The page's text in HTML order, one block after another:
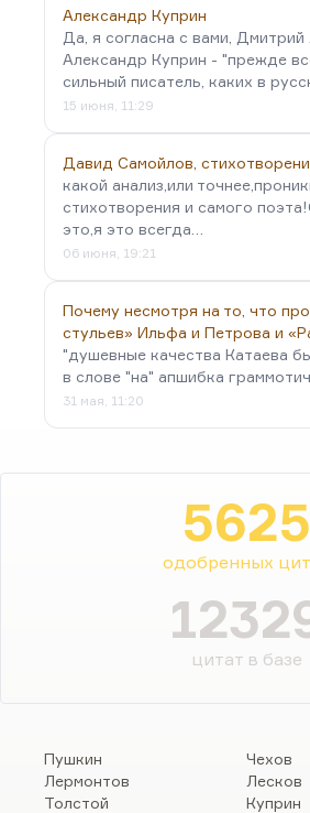
Александр Куприн
Да, я согласна с вами, Дмитрий
Александр Куприн - "прежде
сильный писатель, каких в
15 июня, 11:29
Давид Самойлов,
какой анализ,или
стихотворения и самого
это,я это всегда…
06 июня, 19:21
Почему несмотря на то, что
стульев» Ильфа и Петрова и
"душевные качества Катаева
в слове "на" апшибка
31 мая, 11:20
5625
одобренных
цитат в базе
Пушкин
Лермонтов
Толстой
Чехов
Лесков
Куприн